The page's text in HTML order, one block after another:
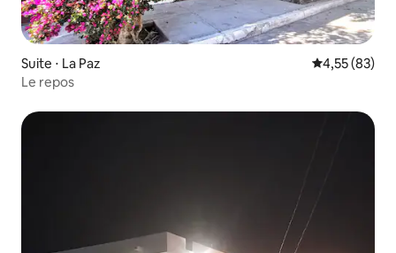
Suite ⋅ La Paz Évaluation
4,55 (83)
Le repos